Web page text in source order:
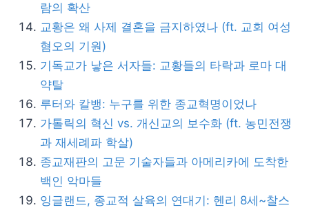
람의 확산
교황은 왜 사제 결혼을 금지하였나 (ft. 교회 여성
혐오의 기원)
기독교가 낳은 서자들: 교황들의 타락과 로마 대
약탈
루터와 칼뱅: 누구를 위한 종교혁명이었나
가톨릭의 혁신 vs. 개신교의 보수화 (ft. 농민전쟁
과 재세례파 학살)
종교재판의 고문 기술자들과 아메리카에 도착한
백인 악마들
잉글랜드, 종교적 살육의 연대기: 헨리 8세~찰스